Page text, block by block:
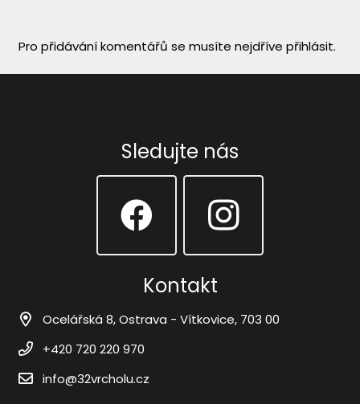
Pro přidávání komentářů se musíte nejdříve přihlásit.
Sledujte nás
Kontakt
Ocelářská 8, Ostrava - Vítkovice, 703 00
+420 720 220 970
info@32vrcholu.cz